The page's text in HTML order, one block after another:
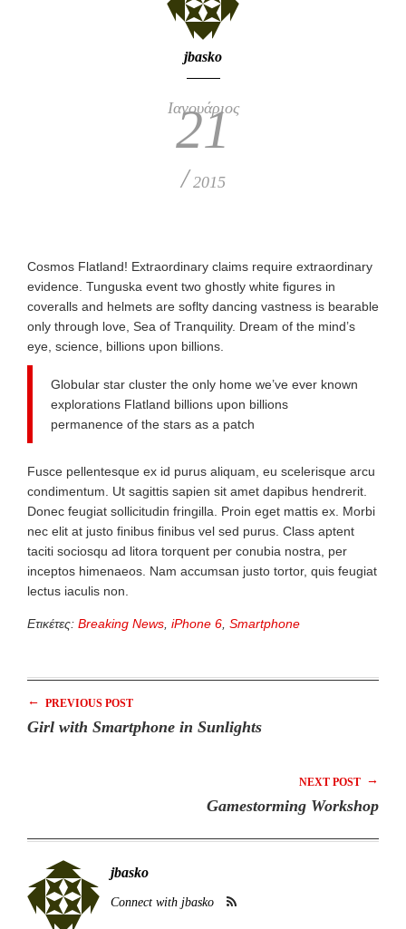
jbasko
Ιανουάριος
21
/ 2015
Cosmos Flatland! Extraordinary claims require extraordinary
evidence. Tunguska event two ghostly white figures in
coveralls and helmets are soflty dancing vastness is bearable
only through love, Sea of Tranquility. Dream of the mind’s
eye, science, billions upon billions.
Globular star cluster the only home we’ve ever known
explorations Flatland billions upon billions
permanence of the stars as a patch
Fusce pellentesque ex id purus aliquam, eu scelerisque arcu
condimentum. Ut sagittis sapien sit amet dapibus hendrerit.
Donec feugiat sollicitudin fringilla. Proin eget mattis ex. Morbi
nec elit at justo finibus finibus vel sed purus. Class aptent
taciti sociosqu ad litora torquent per conubia nostra, per
inceptos himenaeos. Nam accumsan justo tortor, quis feugiat
lectus iaculis non.
Ετικέτες: Breaking News iPhone 6 Smartphone
← PREVIOUS POST
Girl with Smartphone in Sunlights
NEXT POST →
Gamestorming Workshop
jbasko
Connect with jbasko